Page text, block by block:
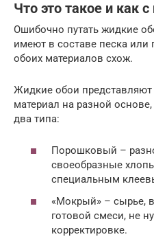
Что это такое и как
Ошибочно путать жидкие
имеют в составе песка или
обоих материалов схож.
Жидкие обои
материал на разной
два типа:
Порошковый –
своеобразные
специальным
«Мокрый» – сырье,
готовой смеси, не
корректировке.